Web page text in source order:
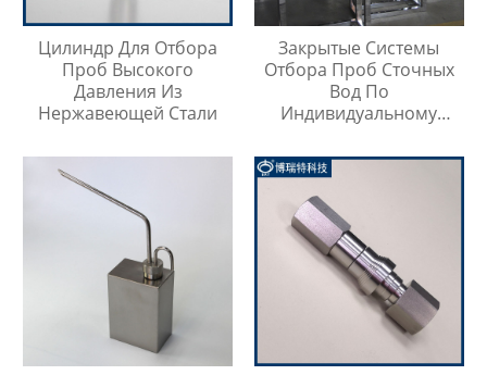
Цилиндр Для Отбора
Проб Высокого
Давления Из
Нержавеющей Стали
Закрытые Системы
Отбора Проб Сточных
Вод По
Индивидуальному